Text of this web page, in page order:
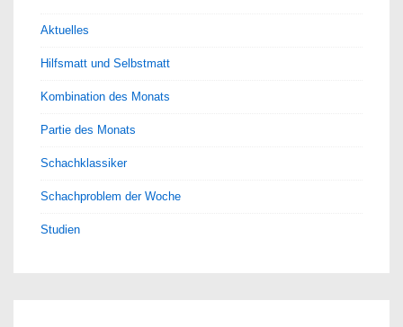
Aktuelles
Hilfsmatt und Selbstmatt
Kombination des Monats
Partie des Monats
Schachklassiker
Schachproblem der Woche
Studien